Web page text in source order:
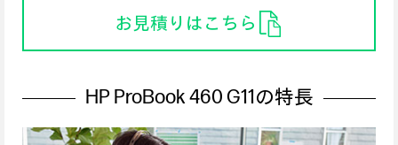
お見積りはこちら
HP ProBook 460 G11の特長